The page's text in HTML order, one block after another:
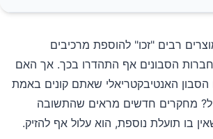
"אנטיבקטריאלי"?
בו תועלת נוספת, הוא עלול אף להזיק.